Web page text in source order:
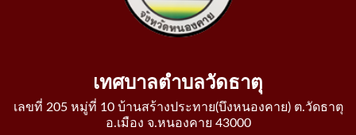
เทศบาลตำบลวัดธาตุ
เลขที่ 205 หมู่ที่ 10 บ้านสร้างประทาย(บึงหนองคาย) ต.วัดธาตุ
อ.เมือง จ.หนองคาย 43000